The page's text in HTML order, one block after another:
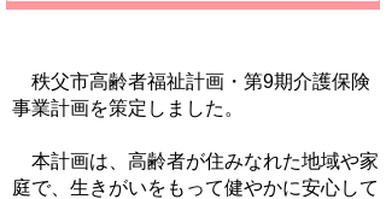
秩父市高齢者福祉計画・第9期介護保険
事業計画を策定しました。
本計画は、高齢者が住みなれた地域や家
庭で、生きがいをもって健やかに安心して